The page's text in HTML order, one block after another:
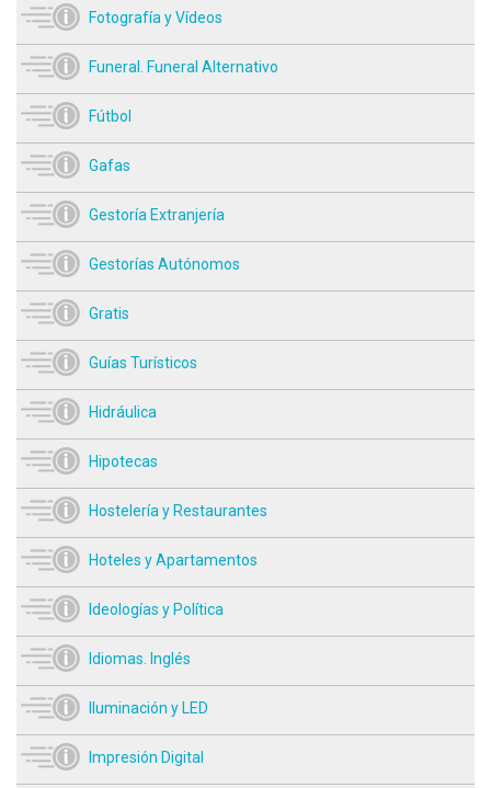
Fotografía y Vídeos
Funeral. Funeral Alternativo
Fútbol
Gafas
Gestoría Extranjería
Gestorías Autónomos
Gratis
Guías Turísticos
Hidráulica
Hipotecas
Hostelería y Restaurantes
Hoteles y Apartamentos
Ideologías y Política
Idiomas. Inglés
Iluminación y LED
Impresión Digital